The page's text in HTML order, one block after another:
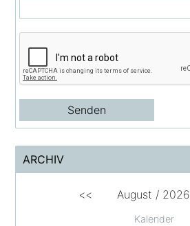
ARCHIV
Kalender
<< August / 2026